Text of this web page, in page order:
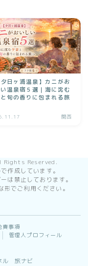
夕日ヶ浦温泉】カニがお
温泉宿５選｜海に沈む
旬の香りに包まれる旅
関西
Rights Reserved.
作成しています。
は禁止しております。
でご利用ください。
責事項
管理人プロフィール
ル 旅ナビ